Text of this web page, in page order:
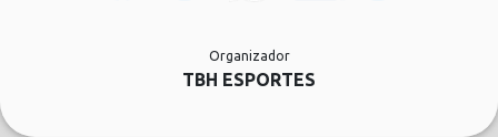
Organizador
TBH ESPORTES